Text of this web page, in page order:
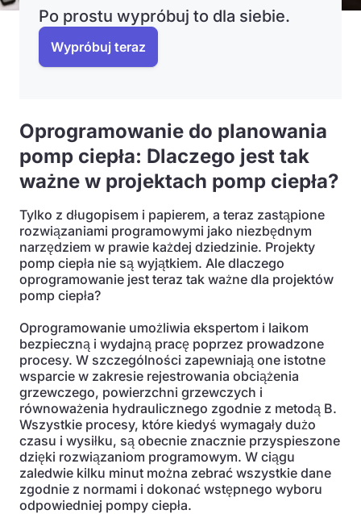
Po prostu wypróbuj to dla siebie.
Wypróbuj teraz
Oprogramowanie do planowania
pomp ciepła: Dlaczego jest tak
ważne w projektach pomp ciepła?
Tylko z długopisem i papierem, a teraz zastąpione
rozwiązaniami programowymi jako niezbędnym
narzędziem w prawie każdej dziedzinie. Projekty
pomp ciepła nie są wyjątkiem. Ale dlaczego
oprogramowanie jest teraz tak ważne dla projektów
pomp ciepła?
Oprogramowanie umożliwia ekspertom i laikom
bezpieczną i wydajną pracę poprzez prowadzone
procesy. W szczególności zapewniają one istotne
wsparcie w zakresie rejestrowania obciążenia
grzewczego, powierzchni grzewczych i
równoważenia hydraulicznego zgodnie z metodą B.
Wszystkie procesy, które kiedyś wymagały dużo
czasu i wysiłku, są obecnie znacznie przyspieszone
dzięki rozwiązaniom programowym. W ciągu
zaledwie kilku minut można zebrać wszystkie dane
zgodnie z normami i dokonać wstępnego wyboru
odpowiedniej pompy ciepła.